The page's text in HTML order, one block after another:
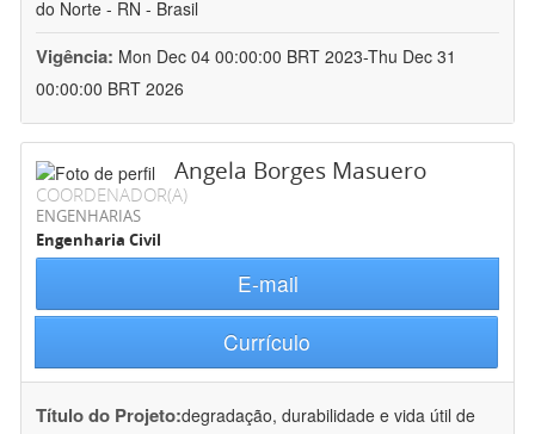
do Norte - RN - Brasil
Vigência: Mon Dec 04 00:00:00 BRT 2023-Thu Dec 31
00:00:00 BRT 2026
Angela Borges Masuero
COORDENADOR(A)
ENGENHARIAS
Engenharia Civil
E-mail
Currículo
Título do Projeto:degradação, durabilidade e vida útil de